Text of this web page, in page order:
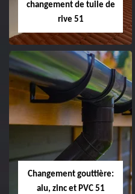
changement de tuile de
rive 51
Réparation et
changement de
tuile de rive 51
Changement gouttière:
alu, zinc et PVC 51